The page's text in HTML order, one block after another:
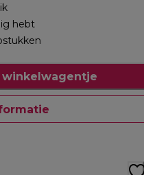
hebt
winkelwagentje